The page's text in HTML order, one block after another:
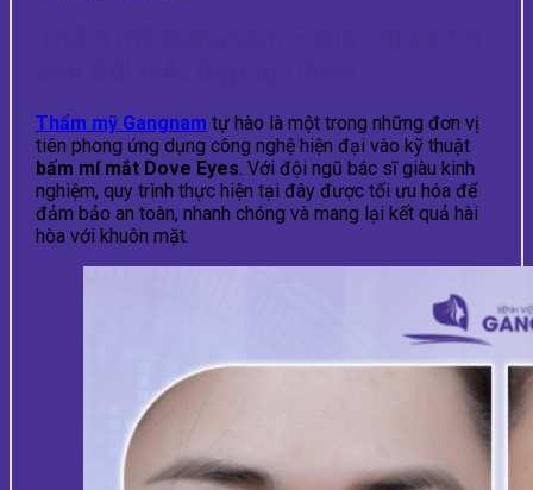
Thẩm mỹ Gangnam tự hào là một trong những đơn vị
tiên phong ứng dụng công nghệ hiện đại vào kỹ thuật
bấm mí mắt Dove Eyes. Với đội ngũ bác sĩ giàu kinh
nghiệm, quy trình thực hiện tại đây được tối ưu hóa để
đảm bảo an toàn, nhanh chóng và mang lại kết quả hài
hòa với khuôn mặt.